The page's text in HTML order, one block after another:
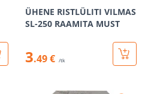
ÜHENE RISTLÜLITI VILMAS
SL-250 RAAMITA MUST
3.49 € /tk